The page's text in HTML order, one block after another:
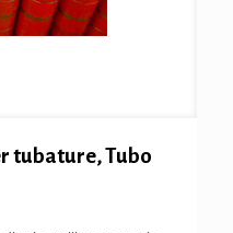
tubature, Tubo